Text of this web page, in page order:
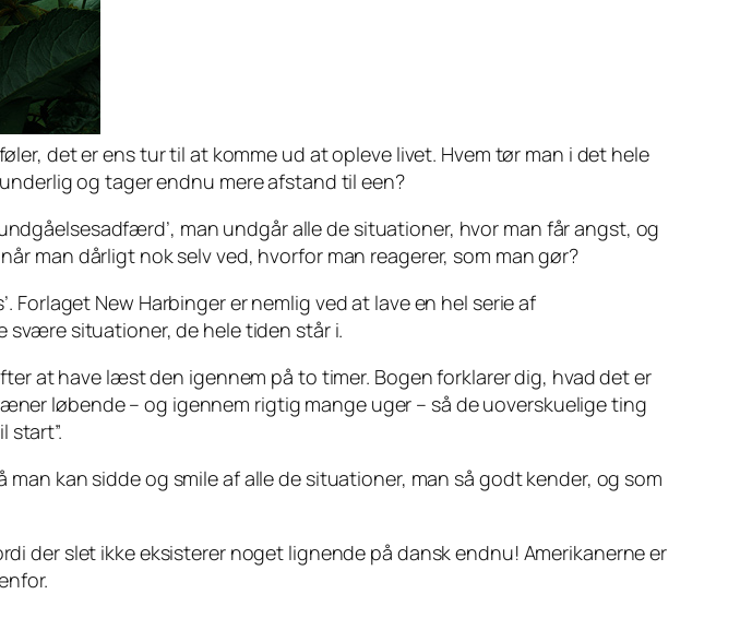
det er ens tur til at komme ud at opleve livet. Hvem tør man i det hele
og tager endnu mere afstand til een?
man undgår alle de situationer, hvor man får angst, og
man dårligt nok selv ved, hvorfor man reagerer, som man gør?
Forlaget New Harbinger er nemlig ved at lave en hel serie af
svære situationer, de hele tiden står i.
at have læst den igennem på to timer. Bogen forklarer dig, hvad det er
løbende – og igennem rigtig mange uger – så de uoverskuelige ting
start”.
kan sidde og smile af alle de situationer, man så godt kender, og som
der slet ikke eksisterer noget lignende på dansk endnu! Amerikanerne er